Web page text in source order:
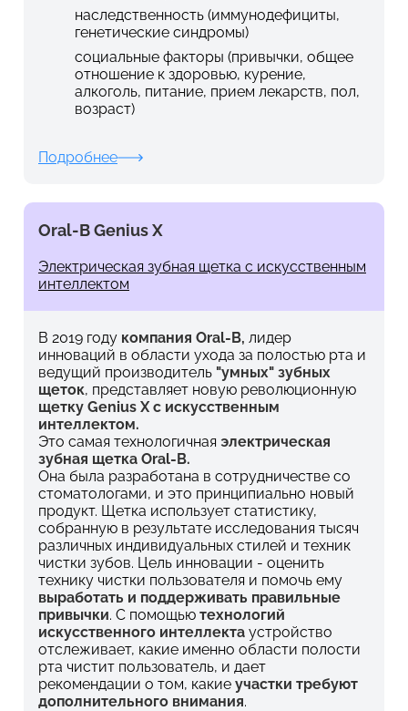
наследственность (иммунодефициты,
генетические синдромы)
социальные факторы (привычки, общее
отношение к здоровью, курение,
алкоголь, питание, прием лекарств, пол,
возраст)
Подробнее
Oral-B Genius X
Электрическая зубная щетка с искусственным
интеллектом
В 2019 году компания Oral-B, лидер
инноваций в области ухода за полостью рта и
ведущий производитель "умных" зубных
щеток, представляет новую революционную
щетку Genius X с искусственным
интеллектом.
Это самая технологичная электрическая
зубная щетка Oral-B.
Она была разработана в сотрудничестве со
стоматологами, и это принципиально новый
продукт. Щетка использует статистику,
собранную в результате исследования тысяч
различных индивидуальных стилей и техник
чистки зубов. Цель инновации - оценить
технику чистки пользователя и помочь ему
выработать и поддерживать правильные
привычки. С помощью технологий
искусственного интеллекта устройство
отслеживает, какие именно области полости
рта чистит пользователь, и дает
рекомендации о том, какие участки требуют
дополнительного внимания.